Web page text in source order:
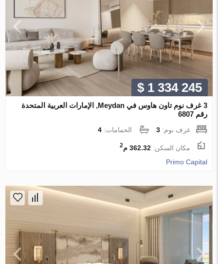
$ 1 334 245
3 غرف نوم تاون هاوس في Meydan, الإمارات العربية المتحدة
رقم 6807
غرف نوم:3 الحمامات:4
مكان السكن:362.32 م 2
Primo Capital